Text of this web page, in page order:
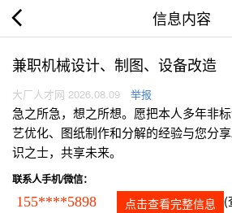
信息内容
兼职机械设计、制图、设备改造
大厂人才网 2026.08.09 举报
急之所急，想之所想。愿把本人多年非
艺优化、图纸制作和分解的经验与您分
识之士，共享未来。
联系人手机/微信：
155****5898 点击查看完整信息 (